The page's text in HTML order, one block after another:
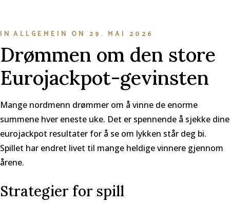
IN ALLGEMEIN ON 29. MAI 2026
Drømmen om den store
Eurojackpot-gevinsten
Mange nordmenn drømmer om å vinne de enorme
summene hver eneste uke. Det er spennende å sjekke dine
eurojackpot resultater for å se om lykken står deg bi.
Spillet har endret livet til mange heldige vinnere gjennom
årene.
Strategier for spill